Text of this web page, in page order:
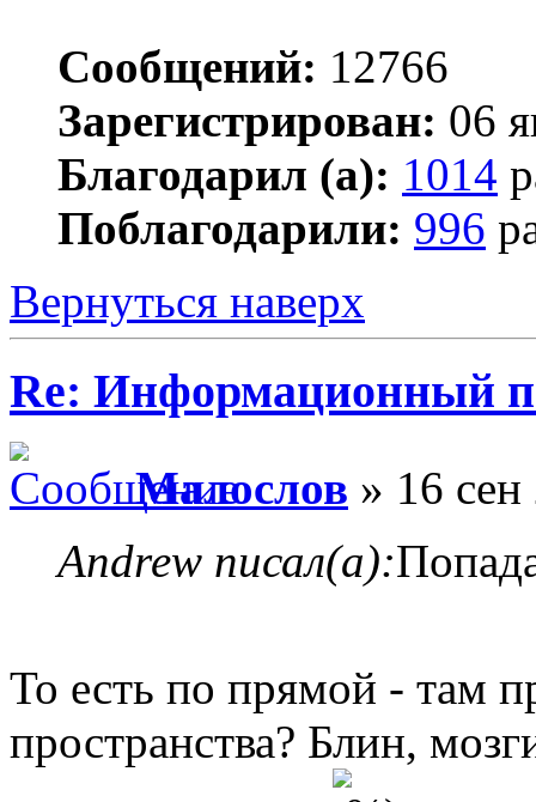
Сообщений: 12766
Зарегистрирован: 06
Благодарил (а): 1014
Поблагодарили: 996
Вернуться наверх
Re: Информационный
Малослов » 16
Andrew писал(а):
То есть по прямой - там
пространства? Блин,